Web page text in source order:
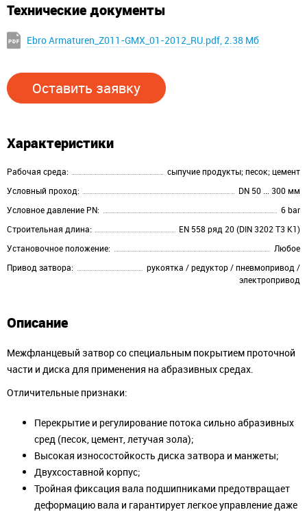
Технические документы
Ebro Armaturen_Z011-GMX_01-2012_RU.pdf, 2.38 Мб
Оставить заявку
Характеристики
Рабочая среда:
сыпучие продукты; песок; цемент
Условный проход:
DN 50 ... 300 мм
Условное давление PN:
6 bar
Строительная длина:
EN 558 ряд 20 (DIN 3202 T3 K1)
Установочное положение:
Любое
Привод затвора:
рукоятка / редуктор / пневмопривод /
электропривод
Описание
Межфланцевый затвор со специальным покрытием проточной
части и диска для применения на абразивных средах.
Отличительные признаки:
Перекрытие и регулирование потока сильно абразивных
сред (песок, цемент, летучая зола);
Высокая износостойкость диска затвора и манжеты;
Двухсоставной корпус;
Тройная фиксация вала подшипниками предотвращает
деформацию вала и гарантирует легкое управление даже